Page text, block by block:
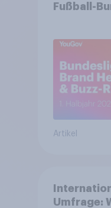
Fußball-
Artikel
Umfrage: